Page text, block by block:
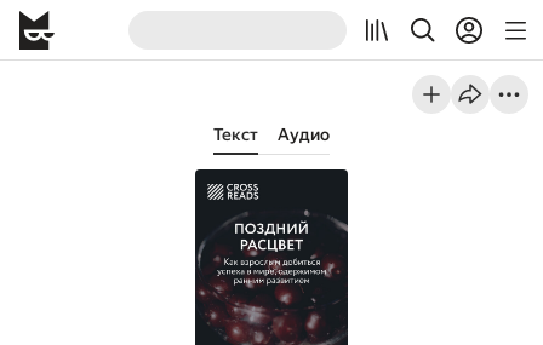
Текст Аудио